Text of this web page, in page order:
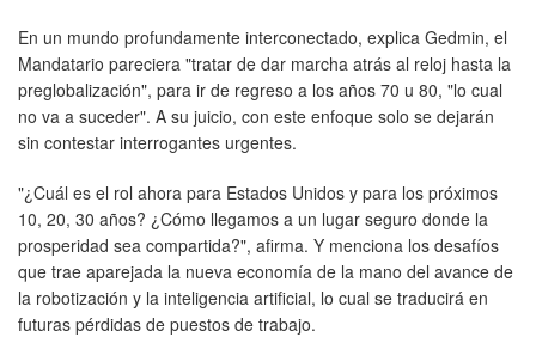
En un mundo profundamente interconectado, explica Gedmin, el
Mandatario pareciera "tratar de dar marcha atrás al reloj hasta la
preglobalización", para ir de regreso a los años 70 u 80, "lo cual
no va a suceder". A su juicio, con este enfoque solo se dejarán
sin contestar interrogantes urgentes.
"¿Cuál es el rol ahora para Estados Unidos y para los próximos
10, 20, 30 años? ¿Cómo llegamos a un lugar seguro donde la
prosperidad sea compartida?", afirma. Y menciona los desafíos
que trae aparejada la nueva economía de la mano del avance de
la robotización y la inteligencia artificial, lo cual se traducirá en
futuras pérdidas de puestos de trabajo.